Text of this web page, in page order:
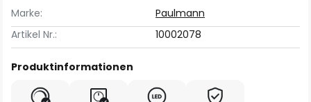
Marke:
Paulmann
Artikel Nr.:
10002078
Produktinformationen